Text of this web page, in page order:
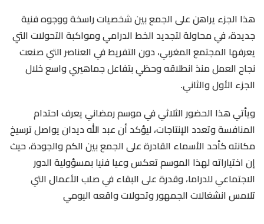
هذا الجزء يراهن على الجمع بين شخصيات راسخة ووجوه فنية
جديدة، في محاولة لتجديد الخط الدرامي ومواكبة التحولات التي
يعرفها المجتمع المغربي، دون التفريط في العناصر التي صنعت
نجاح العمل منذ انطلاقه وحظي بتفاعل جماهيري واسع خلال
الجزء الأول والثاني.
ويأتي هذا الحضور الثلاثي في موسم رمضاني يعرف احتدام
المنافسة وتعدد الإنتاجات، ليؤكد أن عبد الله ديدان يواصل ترسيخ
مكانته كأحد الأسماء القادرة على الجمع بين الكم والجودة، حيث
إن اختياراته لهذا الموسم تعكس وعيا فنيا بمسؤولية الدور
الاجتماعي للدراما، وقدرة على البقاء في صلب الأعمال التي
تلامس انشغالات الجمهور وتحولات واقعه اليومي